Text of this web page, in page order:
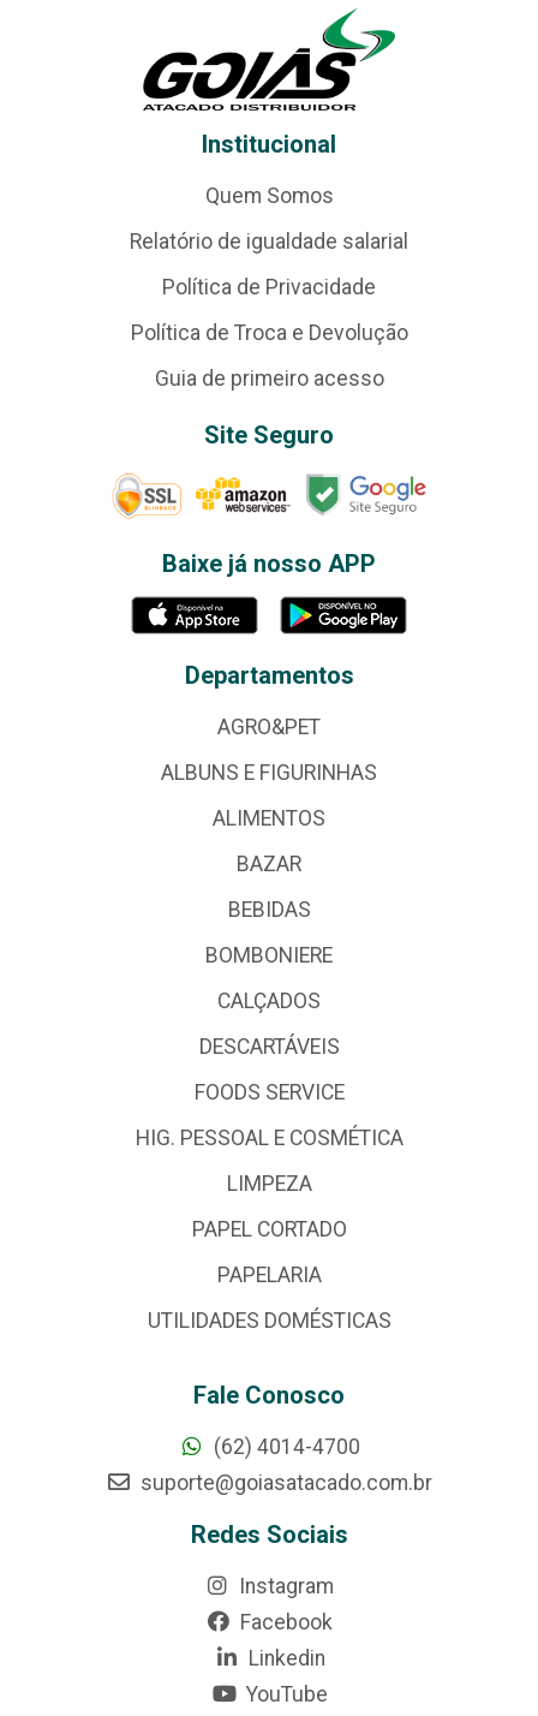
Institucional
Quem Somos
Relatório de igualdade salarial
Política de Privacidade
Política de Troca e Devolução
Guia de primeiro acesso
Site Seguro
Baixe já nosso APP
Departamentos
AGRO&PET
ALBUNS E FIGURINHAS
ALIMENTOS
BAZAR
BEBIDAS
BOMBONIERE
CALÇADOS
DESCARTÁVEIS
FOODS SERVICE
HIG. PESSOAL E COSMÉTICA
LIMPEZA
PAPEL CORTADO
PAPELARIA
UTILIDADES DOMÉSTICAS
Fale Conosco
(62) 4014-4700
suporte@goiasatacado.com.br
Redes Sociais
Instagram
Facebook
Linkedin
YouTube